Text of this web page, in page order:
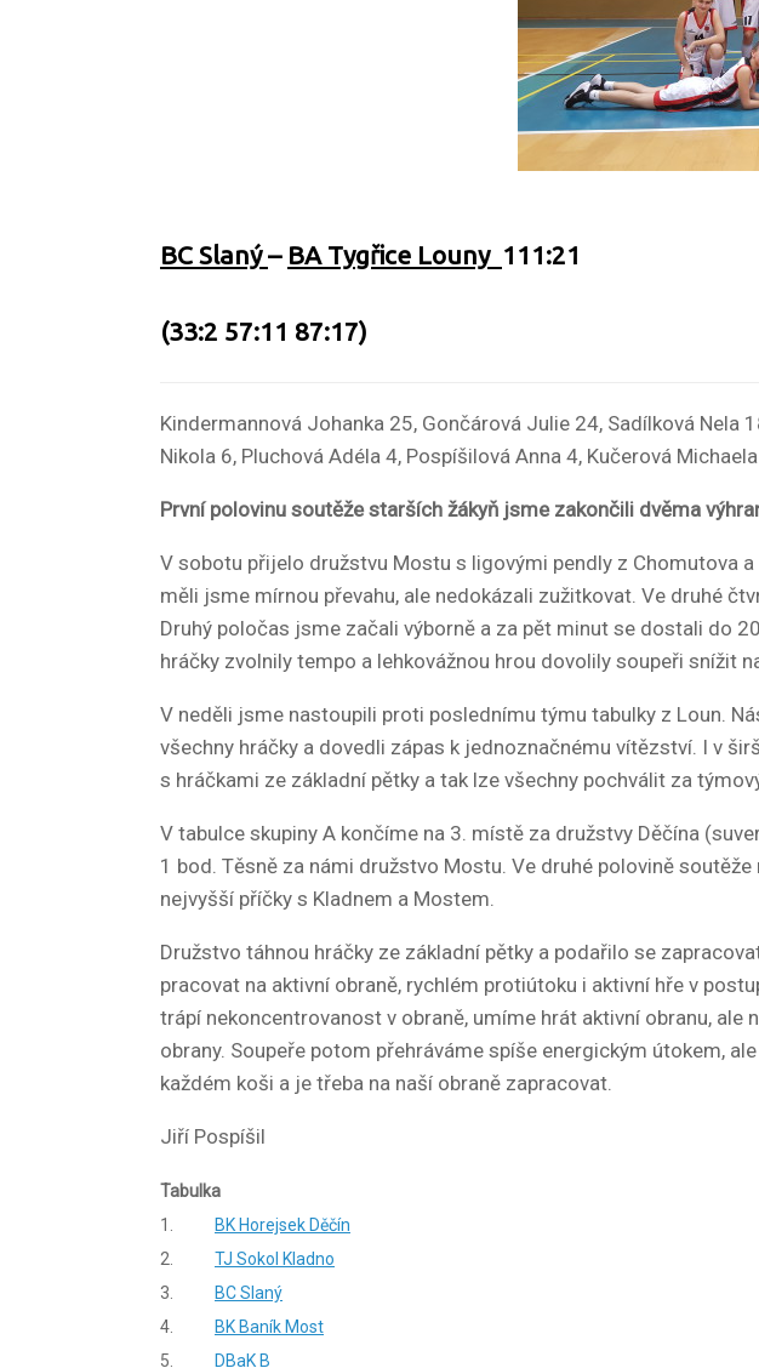
BC Slaný– BA Tygřice Louny 111:21
(33:2 57:11 87:17)
Kindermannová Johanka 25, Gončárová Julie 24, Sadílková Nela
Nikola 6, Pluchová Adéla 4, Pospíšilová Anna 4, Kučerová
První polovinu soutěže starších žákyň jsme zakončili dvěma
V sobotu přijelo družstvu Mostu s ligovými pendly z Chomutova
měli jsme mírnou převahu, ale nedokázali zužitkovat. Ve druhé
Druhý poločas jsme začali výborně a za pět minut se dostali do
hráčky zvolnily tempo a lehkovážnou hrou dovolily soupeři snížit
V neděli jsme nastoupili proti poslednímu týmu tabulky z Loun.
všechny hráčky a dovedli zápas k jednoznačnému vítězství. I v
s hráčkami ze základní pětky a tak lze všechny pochválit za
V tabulce skupiny A končíme na 3. místě za družstvy Děčína
1 bod. Těsně za námi družstvo Mostu. Ve druhé polovině
nejvyšší příčky s Kladnem a Mostem.
Družstvo táhnou hráčky ze základní pětky a podařilo se
pracovat na aktivní obraně, rychlém protiútoku i aktivní hře v
trápí nekoncentrovanost v obraně, umíme hrát aktivní obranu,
obrany. Soupeře potom přehráváme spíše energickým útokem,
každém koši a je třeba na naší obraně zapracovat.
Jiří Pospíšil
Tabulka
1.
BK Horejsek Děčín
2.
TJ Sokol Kladno
3.
BC Slaný
4.
BK Baník Most
5.
DBaK B